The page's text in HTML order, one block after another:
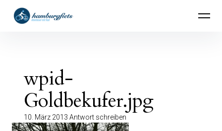
überspringen
hamburgfiets – Abenteuer mit Rad
wpid-
Goldbekufer.jpg
10. März 2013 Antwort schreiben